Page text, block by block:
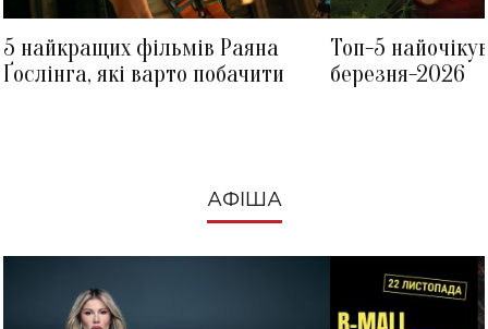
5 найкращих фільмів Раяна
Ґослінга, які варто побачити
Топ-5
березня-2026
АФІША